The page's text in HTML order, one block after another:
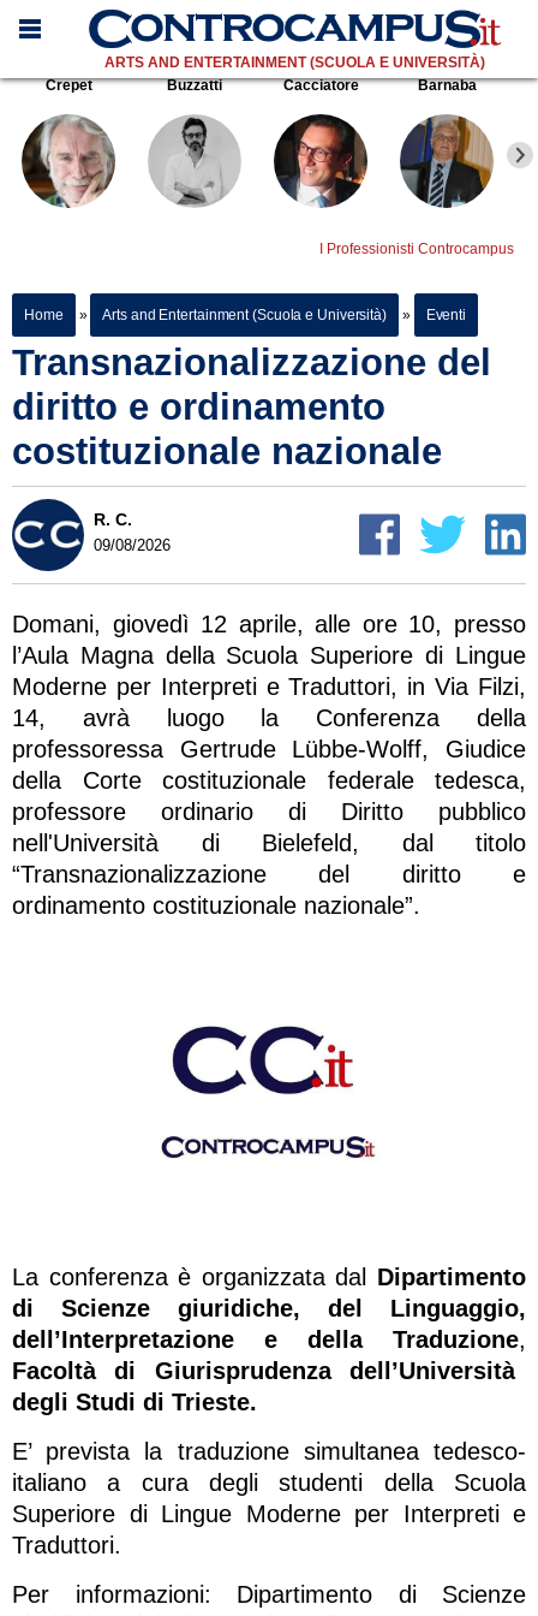
ARTS AND ENTERTAINMENT (SCUOLA E UNIVERSITÀ)
Crepet
Buzzatti Cacciatore Barnaba
I Professionisti Controcampus
Home » Arts and Entertainment (Scuola e Università) » Eventi
Transnazionalizzazione del
diritto e ordinamento
costituzionale nazionale
R. C.
09/08/2026
Domani, giovedì 12 aprile, alle ore 10, presso
l’Aula Magna della Scuola Superiore di Lingue
Moderne per Interpreti e Traduttori, in Via Filzi,
14, avrà luogo la Conferenza della
professoressa Gertrude Lübbe-Wolff, Giudice
della Corte costituzionale federale tedesca,
professore ordinario di Diritto pubblico
nell'Università di Bielefeld, dal titolo
“Transnazionalizzazione del diritto e
ordinamento costituzionale nazionale”.
La conferenza è organizzata dal Dipartimento
di Scienze giuridiche, del Linguaggio,
dell’Interpretazione e della Traduzione,
Facoltà di Giurisprudenza dell’Università
degli Studi di Trieste.
E’ prevista la traduzione simultanea tedesco-
italiano a cura degli studenti della Scuola
Superiore di Lingue Moderne per Interpreti e
Traduttori.
Per informazioni: Dipartimento di Scienze